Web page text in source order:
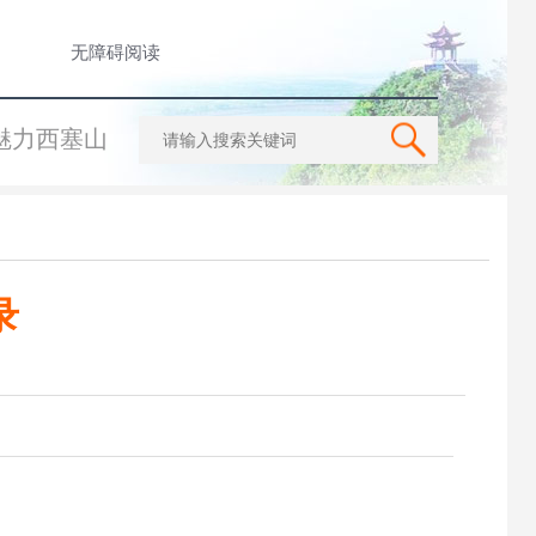
无障碍阅读
力西塞山